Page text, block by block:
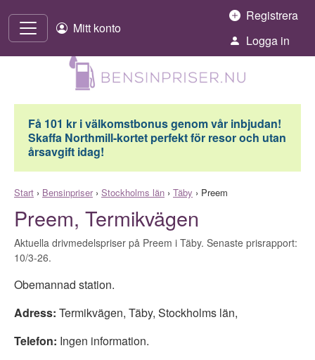
Mitt konto
Registrera
Logga in
Få 101 kr i välkomstbonus genom vår inbjudan!
Skaffa Northmill-kortet perfekt för resor och utan
årsavgift idag!
Start › Bensinpriser› Stockholms län › Täby › Preem
Preem, Termikvägen
Aktuella drivmedelspriser på Preem i Täby. Senaste prisrapport:
10/3-26.
Obemannad station.
Adress: Termikvägen, Täby, Stockholms län,
Telefon: Ingen information.